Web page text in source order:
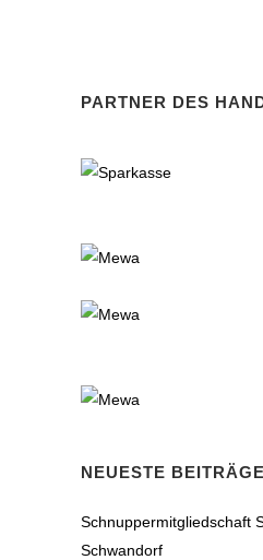
PARTNER DES
NEUESTE BEITRÄGE
Schnuppermitgliedschaft
Schwandorf